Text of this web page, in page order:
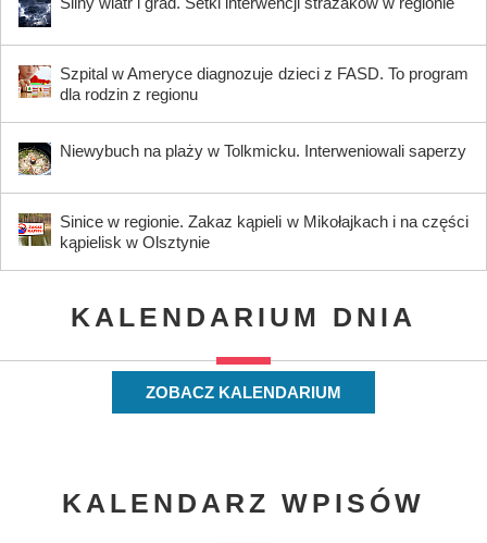
Szpital w Ameryce diagnozuje dzieci z FASD. To program
dla rodzin z regionu
Niewybuch na plaży w Tolkmicku. Interweniowali saperzy
Sinice w regionie. Zakaz kąpieli w Mikołajkach i na części
kąpielisk w Olsztynie
KALENDARIUM DNIA
ZOBACZ KALENDARIUM
KALENDARZ WPISÓW